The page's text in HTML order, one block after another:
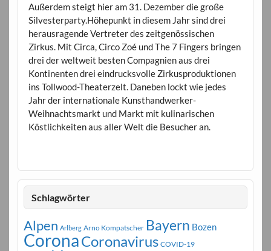
Außerdem steigt hier am 31. Dezember die große
Silvesterparty.Höhepunkt in diesem Jahr sind drei
herausragende Vertreter des zeitgenössischen
Zirkus. Mit Circa, Circo Zoé und The 7 Fingers bringen
drei der weltweit besten Compagnien aus drei
Kontinenten drei eindrucksvolle Zirkusproduktionen
ins Tollwood-Theaterzelt. Daneben lockt wie jedes
Jahr der internationale Kunsthandwerker-
Weihnachtsmarkt und Markt mit kulinarischen
Köstlichkeiten aus aller Welt die Besucher an.
Schlagwörter
Alpen Arlberg Arno Kompatscher Bayern Bozen
CoronaCoronavirus COVID-19